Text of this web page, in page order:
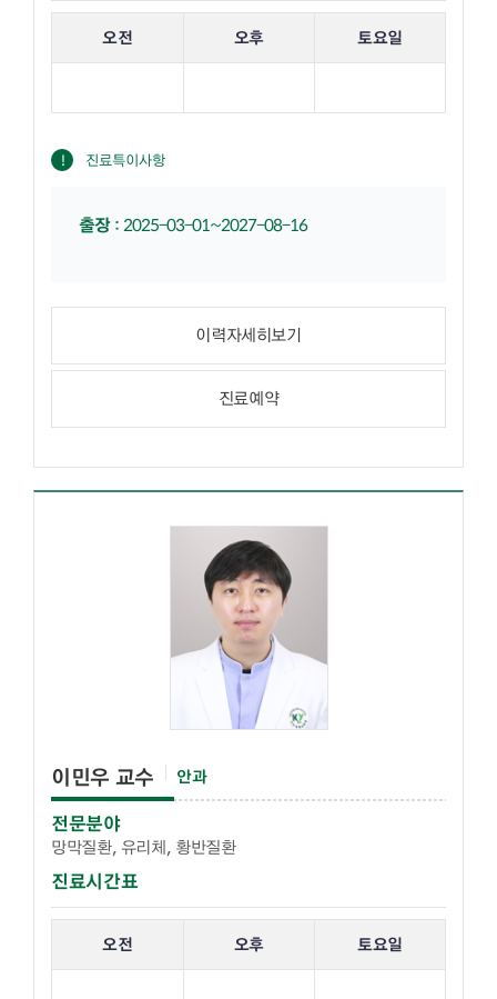
오전 오후 토요일
진료특이사항
출장:2025-03-01~2027-08-16
이력자세히보기
진료예약
이민우 교수 안과
전문분야
망막질환, 유리체, 황반질환
진료시간표
오전 오후 토요일